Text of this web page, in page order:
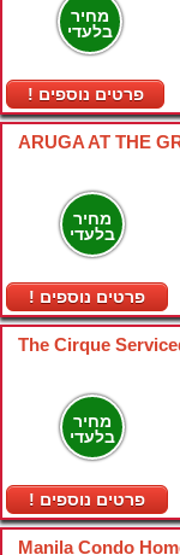
מחיר
בלעדי
! פרטים נוספים
ARUGA AT THE
מחיר
בלעדי
! פרטים נוספים
The Cirque
מחיר
בלעדי
! פרטים נוספים
Manila Condo